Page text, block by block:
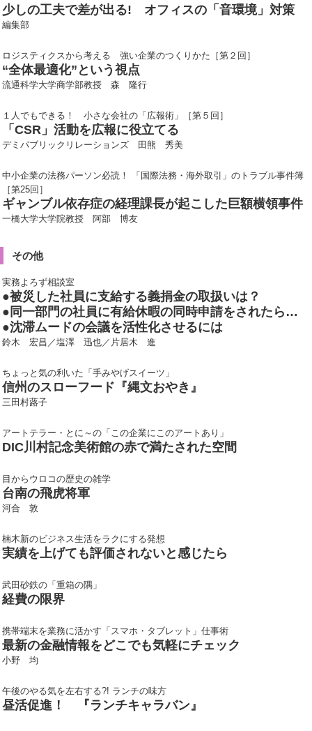
少しの工夫で差が出る! オフィスの「音環境」対策
編集部
ロジスティクスから考える 強い企業のつくりかた［第２回］
“全体最適化”という視点
流通科学大学商学部教授 森 隆行
１人でもできる！ 小さな会社の「広報術」［第５回］
「CSR」活動を広報に役立てる
デミパブリックリレーションズ 田熊 秀美
中小企業の法務パーソン必読！ 「国際法務・海外取引」のトラブル事件簿
［第25回］
ギャンブル依存症の経理課長が起こした巨額横領事件
一橋大学大学院教授 阿部 博友
その他
実務よろず相談室
●被災した社員に支給する義捐金の取扱いは？
●同一部門の社員に有給休暇の同時申請をされたら…
●沈滞ムードの会議を活性化させるには
鈴木 宏昌／塩澤 迅也／片居木 進
ちょっと気の利いた「手みやげスイーツ」
信州のスローフード『縄文おやき』
三田村蕗子
アートテラー・とに～の「この企業にこのアートあり」
DIC川村記念美術館の赤で満たされた空間
目からウロコの歴史の雑学
台南の飛虎将軍
河合 敦
楠木新のビジネス生活をラクにする発想
実績を上げても評価されないと感じたら
武田砂鉄の「重箱の隅」
経費の限界
携帯端末を業務に活かす「スマホ・タブレット」仕事術
最新の金融情報をどこでも気軽にチェック
小野 均
午後のやる気を左右する?! ランチの味方
昼活促進！ 『ランチキャラバン』